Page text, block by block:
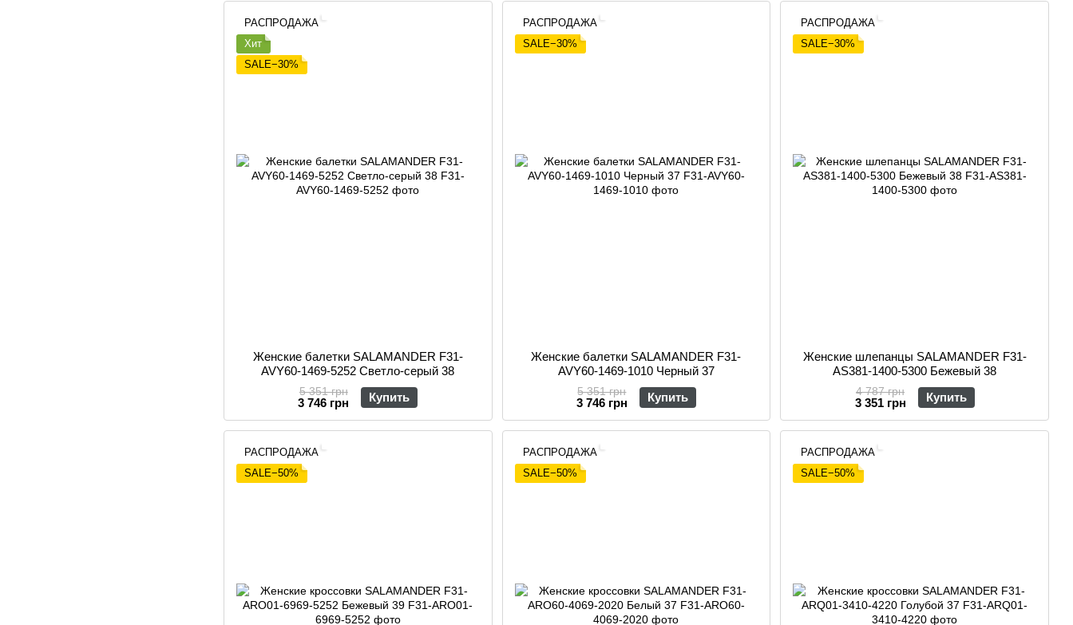
РАСПРОДАЖА
Хит
SALE−30%
Женские балетки SALAMANDER F31-
AVY60-1469-5252 Светло-серый 38
5 351 грн
3 746 грн Купить
РАСПРОДАЖА
SALE−30%
Женские балетки SALAMANDER F31-
AVY60-1469-1010 Черный 37
5 351 грн
3 746 грн Купить
РАСПРОДАЖА
SALE−30%
Женские шлепанцы SALAMANDER F31-
AS381-1400-5300 Бежевый 38
4 787 грн
3 351 грн Купить
РАСПРОДАЖА
SALE−50%
РАСПРОДАЖА
SALE−50%
РАСПРОДАЖА
SALE−50%